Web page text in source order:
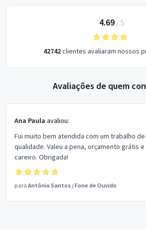
4.69/ 5
42742clientes avaliaram nossos
Avaliações de quem
Ana Paula avaliou:
Fui muito bem atendida com um trabalho de
qualidade. Valeu a pena, orçamento grátis e
careiro. Obrigada!
para Antônio Santos /Fone de Ouvido